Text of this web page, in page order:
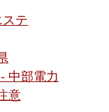
テ
中部電力
意